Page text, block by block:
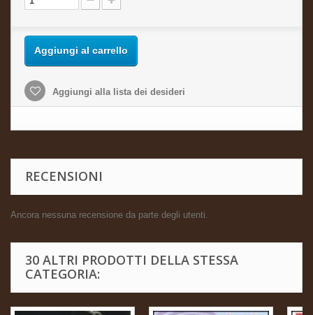
Aggiungi al carrello
Aggiungi alla lista dei desideri
RECENSIONI
Ancora nessuna recensione da parte degli utenti.
30 ALTRI PRODOTTI DELLA STESSA
CATEGORIA: